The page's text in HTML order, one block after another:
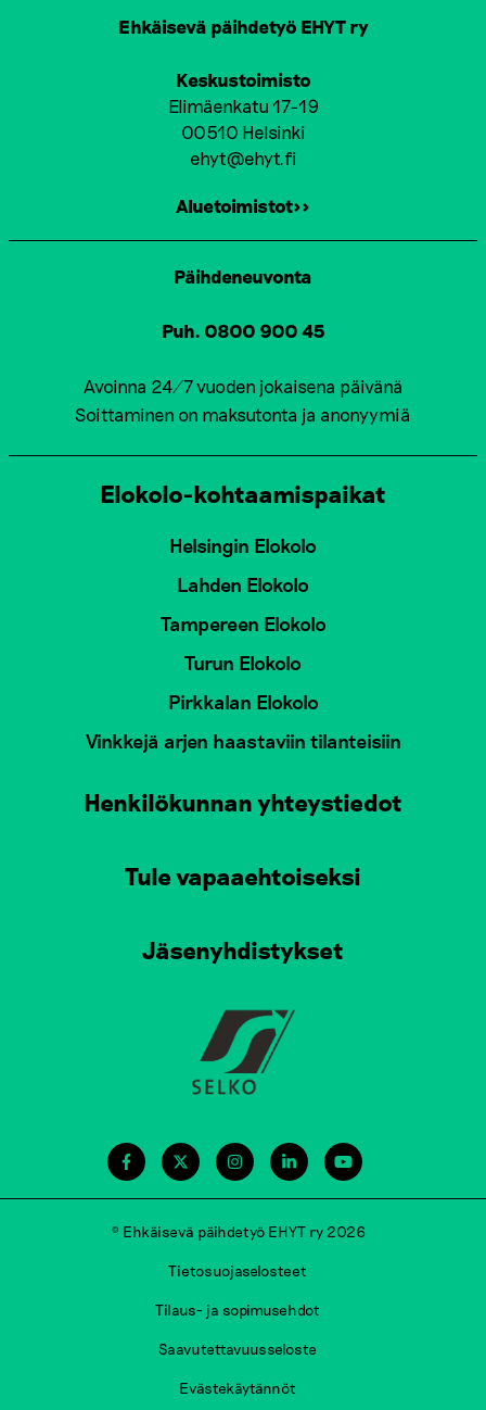
Ehkäisevä päihdetyö EHYT ry
Keskustoimisto
Elimäenkatu 17-19
00510 Helsinki
ehyt@ehyt.fi
Aluetoimistot>>
Päihdeneuvonta
Puh. 0800 900 45
Avoinna 24/7 vuoden jokaisena päivänä
Soittaminen on maksutonta ja anonyymiä
Elokolo-kohtaamispaikat
Helsingin Elokolo
Lahden Elokolo
Tampereen Elokolo
Turun Elokolo
Pirkkalan Elokolo
Vinkkejä arjen haastaviin tilanteisiin
Henkilökunnan yhteystiedot
Tule vapaaehtoiseksi
Jäsenyhdistykset
© Ehkäisevä päihdetyö EHYT ry 2026
Tietosuojaselosteet
Tilaus- ja sopimusehdot
Saavutettavuusseloste
Evästekäytännöt